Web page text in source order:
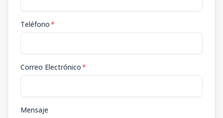
Teléfono*
Correo Electrónico*
Mensaje